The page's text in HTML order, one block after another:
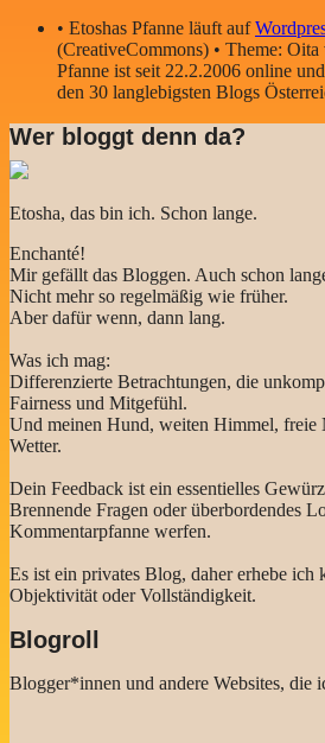
• Etoshas Pfanne läuft auf
(CreativeCommons) • Theme: Oita
Pfanne ist seit 22.2.2006 online
den 30 langlebigsten Blogs
Wer bloggt denn da?
Etosha, das bin ich. Schon lange.
Enchanté!
Mir gefällt das Bloggen. Auch schon
Nicht mehr so regelmäßig wie früher.
Aber dafür wenn, dann lang.
Was ich mag:
Differenzierte Betrachtungen, die
Fairness und Mitgefühl.
Und meinen Hund, weiten Himmel, freie
Wetter.
Dein Feedback ist ein essentielles
Brennende Fragen oder überbordendes
Kommentarpfanne werfen.
Es ist ein privates Blog, daher erhebe ich
Objektivität oder Vollständigkeit.
Blogroll
Blogger*innen und andere Websites, die